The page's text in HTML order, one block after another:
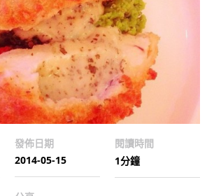
發佈日期
2014-05-15
閱讀時間
1分鐘